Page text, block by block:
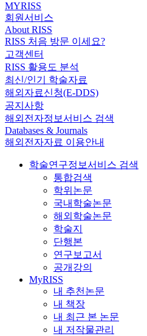
MYRISS
회원서비스
About RISS
RISS 처음 방문 이세요?
고객센터
RISS 활용도 분석
최신/인기 학술자료
해외자료신청(E-DDS)
공지사항
해외전자정보서비스 검색
Databases & Journals
해외전자자료 이용안내
학술연구정보서비스 검색
통합검색
학위논문
국내학술논문
해외학술논문
학술지
단행본
연구보고서
공개강의
MyRISS
내 추천논문
내 책장
내 최근 본 논문
내 저작물관리